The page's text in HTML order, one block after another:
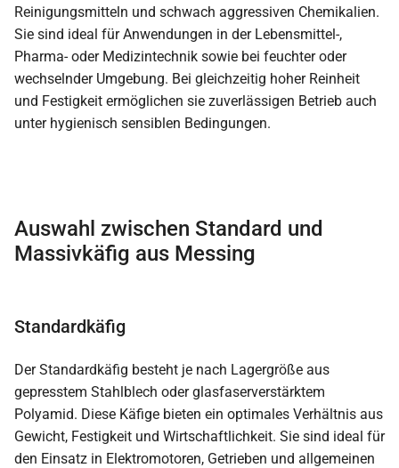
Reinigungsmitteln und schwach aggressiven Chemikalien.
Sie sind ideal für Anwendungen in der Lebensmittel-,
Pharma- oder Medizintechnik sowie bei feuchter oder
wechselnder Umgebung. Bei gleichzeitig hoher Reinheit
und Festigkeit ermöglichen sie zuverlässigen Betrieb auch
unter hygienisch sensiblen Bedingungen.
Auswahl zwischen Standard und
Massivkäfig aus Messing
Standardkäfig
Der Standardkäfig besteht je nach Lagergröße aus
gepresstem Stahlblech oder glasfaserverstärktem
Polyamid. Diese Käfige bieten ein optimales Verhältnis aus
Gewicht, Festigkeit und Wirtschaftlichkeit. Sie sind ideal für
den Einsatz in Elektromotoren, Getrieben und allgemeinen